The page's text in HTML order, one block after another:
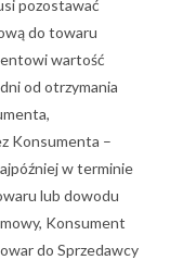
pozostawać
do towaru
wartość
od otrzymania
Konsumenta –
w terminie
lub dowodu
Konsument
do Sprzedawcy